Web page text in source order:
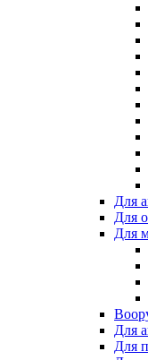
Для
Для
Для
Для
Для